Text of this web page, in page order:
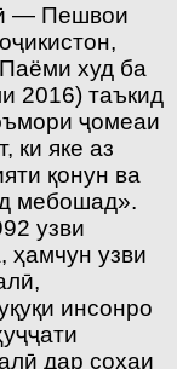
— Пешвои
худ ба
2016) таъкид
ҷомеаи
ки яке аз
қонун ва
мебошад».
узви
узви
инсонро
дар соҳаи